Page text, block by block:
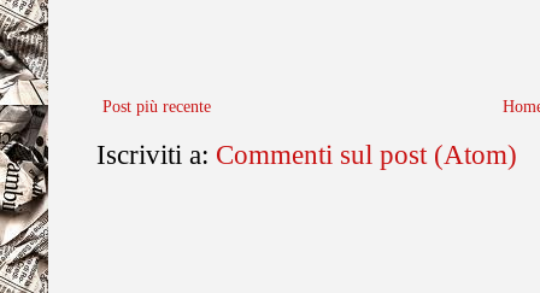
Post più recente
Iscriviti a: Commenti sul post (Atom)